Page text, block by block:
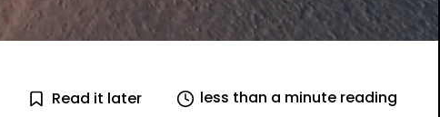
Read it later less than a minute reading